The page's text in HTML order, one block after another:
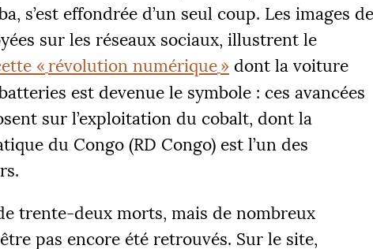
s’est effondrée d’un seul coup. Les images de
sur les réseaux sociaux, illustrent le
«révolution numérique» dont la voiture
est devenue le symbole : ces avancées
sur l’exploitation du cobalt, dont la
du Congo (RD Congo) est l’un des
trente-deux morts, mais de nombreux
pas encore été retrouvés. Sur le site,